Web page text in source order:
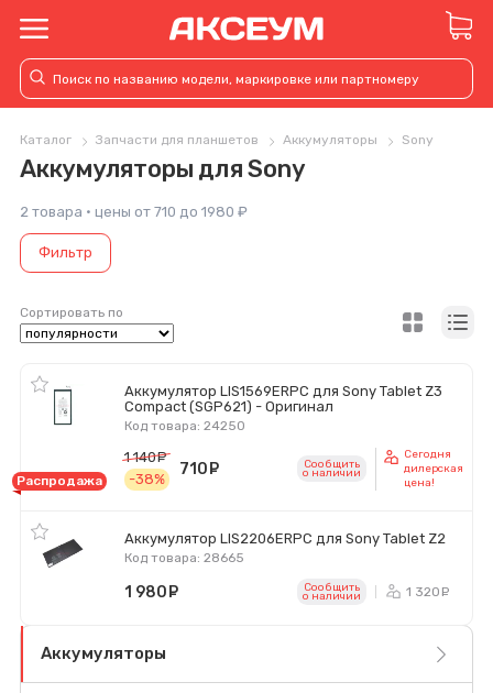
Каталог Запчасти для планшетов Аккумуляторы Sony
Аккумуляторы для Sony
2 товара · цены от 710 до 1980 ₽
Фильтр
Сортировать по
Аккумулятор LIS1569ERPC для Sony Tablet Z3
Compact (SGP621) - Оригинал
Код товара: 24250
Распродажа
1 140
-38%
710 руб.Сообщить
o наличии
Сегодня
дилерская
цена!
Аккумулятор LIS2206ERPC для Sony Tablet Z2
Код товара: 28665
1 980 Сообщить
o наличии 1 320
Аккумуляторы